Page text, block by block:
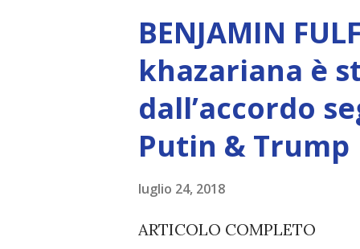
Creatore. È ciò che
non è la scelta più efficiente.
L’intelligenza può simulare
essere Coscienza. Può
renderanno la differenza
BENJAMIN
khazariana è
dall’accordo
Putin & Trump
luglio 24, 2018
ARTICOLO COMPLETO